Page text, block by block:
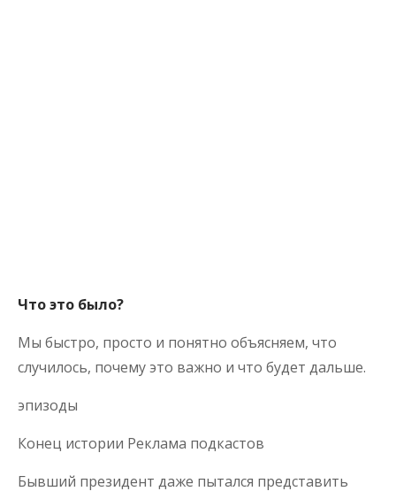
Что это было?
Мы быстро, просто и понятно объясняем, что
случилось, почему это важно и что будет дальше.
эпизоды
Конец истории Реклама подкастов
Бывший президент даже пытался представить